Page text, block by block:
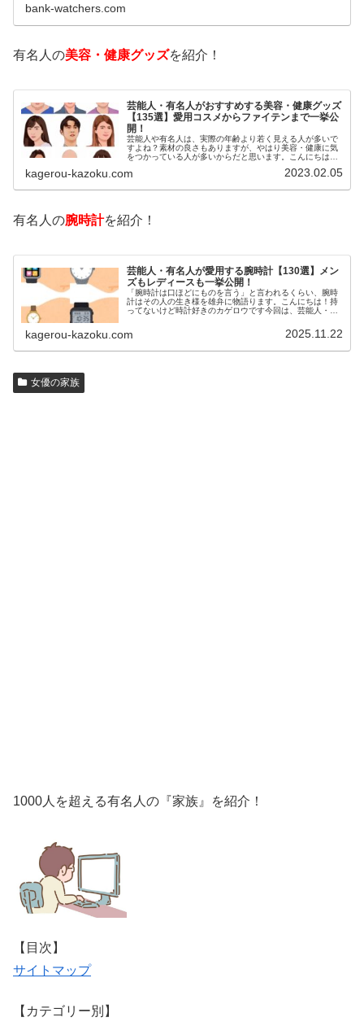
bank-watchers.com
有名人の美容・健康グッズを紹介！
芸能人・有名人がおすすめする美容・健康グッズ
【135選】愛用コスメからファイテンまで一挙公
開！
芸能人や有名人は、実際の年齢より若く見える人が多いで
すよね？素材の良さもありますが、やはり美容・健康に気
をつかっている人が多いからだと思います。こんにちは！
いるのでしょうか？今回は、芸能人…
kagerou-kazoku.com 2023.02.05
有名人の腕時計を紹介！
芸能人・有名人が愛用する腕時計【130選】メン
ズもレディースも一挙公開！
「腕時計は口ほどにものを言う」と言われるくらい、腕時
計はその人の生き様を雄弁に物語ります。こんにちは！持
ってないけど時計好きのカゲロウです今回は、芸能人・有
kagerou-kazoku.com 2025.11.22
女優の家族
1000人を超える有名人の『家族』を紹介！
【目次】
サイトマップ
【カテゴリー別】